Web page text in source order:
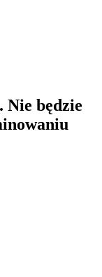
Nie będzie